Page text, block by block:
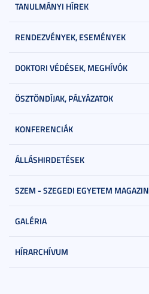
TANULMÁNYI HÍREK
RENDEZVÉNYEK, ESEMÉNYEK
DOKTORI VÉDÉSEK, MEGHÍVÓK
ÖSZTÖNDÍJAK, PÁLYÁZATOK
KONFERENCIÁK
ÁLLÁSHIRDETÉSEK
SZEM - SZEGEDI EGYETEM MAGAZIN
GALÉRIA
HÍRARCHÍVUM